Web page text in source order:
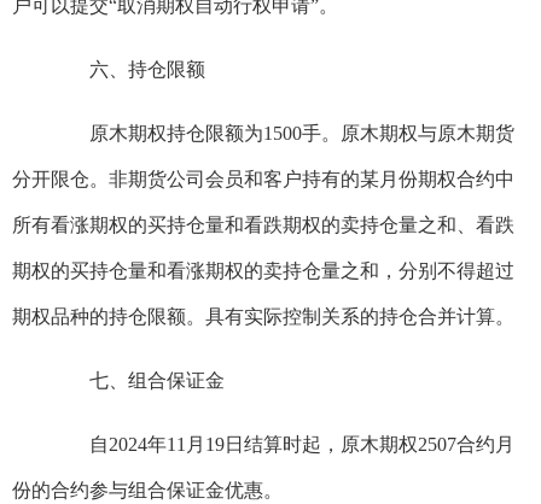
户可以提交“取消期权自动行权申请”。
六、持仓限额
原木期权持仓限额为1500手。原木期权与原木期货
分开限仓。非期货公司会员和客户持有的某月份期权合约中
所有看涨期权的买持仓量和看跌期权的卖持仓量之和、看跌
期权的买持仓量和看涨期权的卖持仓量之和，分别不得超过
期权品种的持仓限额。具有实际控制关系的持仓合并计算。
七、组合保证金
自2024年11月19日结算时起，原木期权2507合约月
份的合约参与组合保证金优惠。